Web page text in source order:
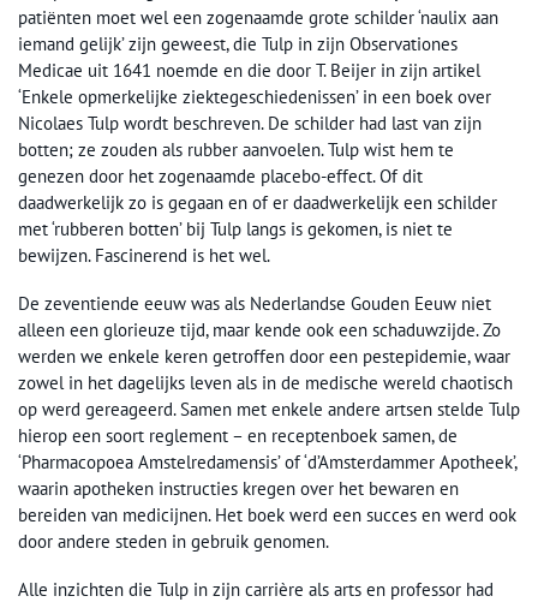
patiënten moet wel een zogenaamde grote schilder ‘naulix aan
iemand gelijk’ zijn geweest, die Tulp in zijn Observationes
Medicae uit 1641 noemde en die door T. Beijer in zijn artikel
‘Enkele opmerkelijke ziektegeschiedenissen’ in een boek over
Nicolaes Tulp wordt beschreven. De schilder had last van zijn
botten; ze zouden als rubber aanvoelen. Tulp wist hem te
genezen door het zogenaamde placebo-effect. Of dit
daadwerkelijk zo is gegaan en of er daadwerkelijk een schilder
met ‘rubberen botten’ bij Tulp langs is gekomen, is niet te
bewijzen. Fascinerend is het wel.
De zeventiende eeuw was als Nederlandse Gouden Eeuw niet
alleen een glorieuze tijd, maar kende ook een schaduwzijde. Zo
werden we enkele keren getroffen door een pestepidemie, waar
zowel in het dagelijks leven als in de medische wereld chaotisch
op werd gereageerd. Samen met enkele andere artsen stelde Tulp
hierop een soort reglement – en receptenboek samen, de
‘Pharmacopoea Amstelredamensis’ of ‘d’Amsterdammer Apotheek’,
waarin apotheken instructies kregen over het bewaren en
bereiden van medicijnen. Het boek werd een succes en werd ook
door andere steden in gebruik genomen.
Alle inzichten die Tulp in zijn carrière als arts en professor had